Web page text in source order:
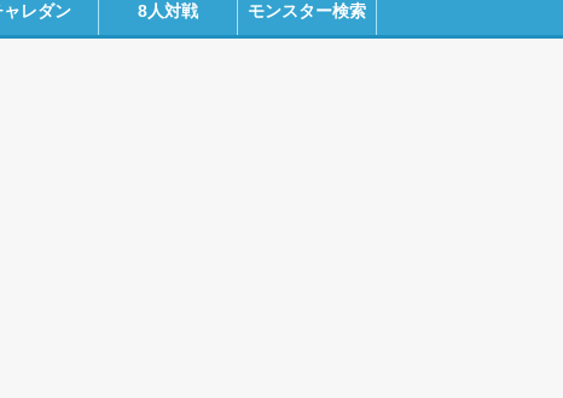
ャレダン 8人対戦 モンスター検索